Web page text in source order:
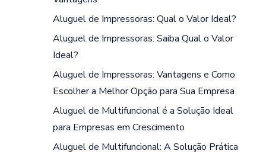
Aluguel de Impressoras: Qual o Valor Ideal?
Aluguel de Impressoras: Saiba Qual o Valor
Ideal?
Aluguel de Impressoras: Vantagens e Como
Escolher a Melhor Opção para Sua Empresa
Aluguel de Multifuncional é a Solução Ideal
para Empresas em Crescimento
Aluguel de Multifuncional: A Solução Prática